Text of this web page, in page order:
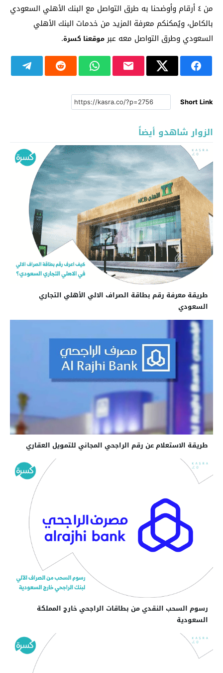
من ٤ أرقام وأوضحنا به طرق التواصل مع البنك الأهلي السعودي
بالكامل، ويُمكنكم معرفة المزيد من خدمات البنك الأهلي
السعودي وطرق التواصل معه عبرموقعنا كسرة.
Short Link
الزوار شاهدو أيضاً
طريقة معرفة رقم بطاقة الصراف الالي الأهلي التجاري
السعودي
طريقة الاستعلام عن رقم الراجحي المجاني للتمويل العقاري
رسوم السحب النقدي من بطاقات الراجحي خارج المملكة
السعودية